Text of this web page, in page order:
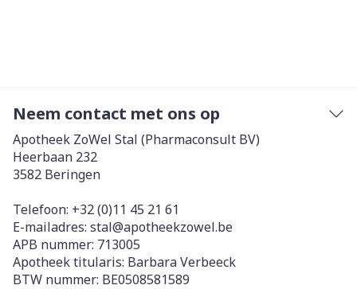
Neem contact met ons op
Apotheek ZoWel Stal (Pharmaconsult BV)
Heerbaan 232
3582 Beringen
Telefoon: +32 (0)11 45 21 61
E-mailadres: stal@apotheekzowel.be
APB nummer: 713005
Apotheek titularis: Barbara Verbeeck
BTW nummer: BE0508581589